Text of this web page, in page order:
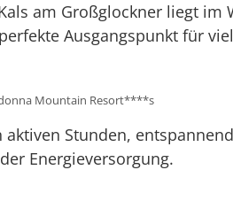
am Großglockner liegt
Ausgangspunkt für
Mountain Resort****s
Stunden,
Energieversorgung.